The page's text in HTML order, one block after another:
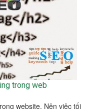
trong web
website. Nên việc tối